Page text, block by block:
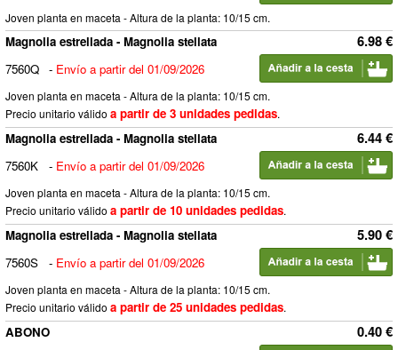
Joven planta en maceta - Altura de la planta: 10/15 cm.
6.98 €
Magnolia estrellada - Magnolia stellata
7560Q - Envío a partir del 01/09/2026
Joven planta en maceta - Altura de la planta: 10/15 cm.
Precio unitario válido a partir de 3 unidades pedidas.
6.44 €
Magnolia estrellada - Magnolia stellata
7560K
- Envío a partir del 01/09/2026
Joven planta en maceta - Altura de la planta: 10/15 cm.
Precio unitario válido a partir de 10 unidades pedidas.
5.90 €
Magnolia estrellada - Magnolia stellata
7560S
- Envío a partir del 01/09/2026
Joven planta en maceta - Altura de la planta: 10/15 cm.
Precio unitario válido a partir de 25 unidades pedidas.
0.40 €
ABONO